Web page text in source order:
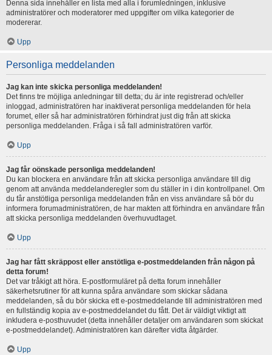
Denna sida innehåller en lista med alla i forumledningen, inklusive
administratörer och moderatorer med uppgifter om vilka kategorier de
modererar.
Upp
Personliga meddelanden
Jag kan inte skicka personliga meddelanden!
Det finns tre möjliga anledningar till detta; du är inte registrerad och/eller
inloggad, administratören har inaktiverat personliga meddelanden för hela
forumet, eller så har administratören förhindrat just dig från att skicka
personliga meddelanden. Fråga i så fall administratören varför.
Upp
Jag får oönskade personliga meddelanden!
Du kan blockera en användare från att skicka personliga användare till dig
genom att använda meddelanderegler som du ställer in i din kontrollpanel. Om
du får anstötliga personliga meddelanden från en viss användare så bör du
informera forumadministratören, de har makten att förhindra en användare från
att skicka personliga meddelanden överhuvudtaget.
Upp
Jag har fått skräppost eller anstötliga e-postmeddelanden från någon på
detta forum!
Det var tråkigt att höra. E-postformuläret på detta forum innehåller
säkerhetsrutiner för att kunna spåra användare som skickar sådana
meddelanden, så du bör skicka ett e-postmeddelande till administratören med
en fullständig kopia av e-postmeddelandet du fått. Det är väldigt viktigt att
inkludera e-posthuvudet (detta innehåller detaljer om användaren som skickat
e-postmeddelandet). Administratören kan därefter vidta åtgärder.
Upp